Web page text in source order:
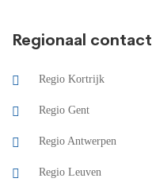
Regionaal contact
Regio Kortrijk
Regio Gent
Regio Antwerpen
Regio Leuven